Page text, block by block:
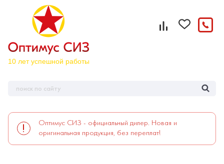
Оптимус СИЗ - официальный дилер. Новая и
оригинальная продукция, без переплат!